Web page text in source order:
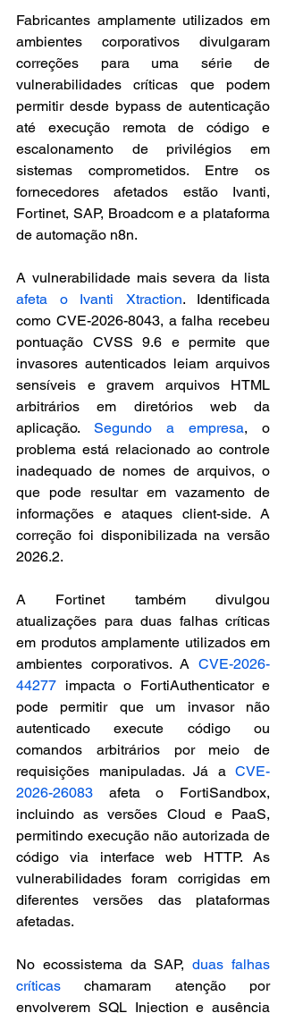
Fabricantes amplamente utilizados em
ambientes corporativos divulgaram
correções para uma série de
vulnerabilidades críticas que podem
permitir desde bypass de autenticação
até execução remota de código e
escalonamento de privilégios em
sistemas comprometidos. Entre os
fornecedores afetados estão Ivanti,
Fortinet, SAP, Broadcom e a plataforma
de automação n8n.
afeta o Ivanti Xtraction. Identificada
como CVE-2026-8043, a falha recebeu
pontuação CVSS 9.6 e permite que
invasores autenticados leiam arquivos
sensíveis e gravem arquivos HTML
arbitrários em diretórios web da
aplicação. Segundo a empresa, o
problema está relacionado ao controle
inadequado de nomes de arquivos, o
que pode resultar em vazamento de
informações e ataques client-side. A
correção foi disponibilizada na versão
2026.2.
A Fortinet também divulgou
atualizações para duas falhas críticas
em produtos amplamente utilizados em
ambientes corporativos. A CVE-2026-
44277 impacta o FortiAuthenticator e
pode permitir que um invasor não
autenticado execute código ou
comandos arbitrários por meio de
requisições manipuladas. Já a CVE-
2026-26083 afeta o FortiSandbox,
incluindo as versões Cloud e PaaS,
permitindo execução não autorizada de
código via interface web HTTP. As
vulnerabilidades foram corrigidas em
diferentes versões das plataformas
afetadas.
No ecossistema da SAP, duas falhas
críticas chamaram atenção por
envolverem SQL Injection e ausência